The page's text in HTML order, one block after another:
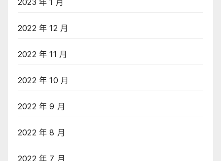
2022 年 12 月
2022 年 11 月
2022 年 10 月
2022 年 9 月
2022 年 8 月
2022 年 7 月